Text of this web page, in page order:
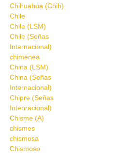
Chihuahua (Chih)
Chile
Chile (LSM)
Chile (Señas
Internacional)
chimenea
China (LSM)
China (Señas
Internacional)
Chipre (Señas
Intenracional)
Chisme (A)
chismes
chismosa
Chismoso